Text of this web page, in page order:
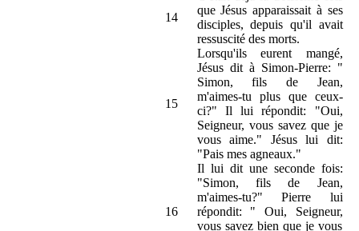
14
que Jésus apparaissait à ses
disciples, depuis qu'il avait
ressuscité des morts.
15
Lorsqu'ils eurent mangé,
Jésus dit à Simon-Pierre: "
Simon, fils de Jean,
m'aimes-tu plus que ceux-
ci?" Il lui répondit: "Oui,
Seigneur, vous savez que je
vous aime." Jésus lui dit:
"Pais mes agneaux."
16
Il lui dit une seconde fois:
"Simon, fils de Jean,
m'aimes-tu?" Pierre lui
répondit: " Oui, Seigneur,
vous savez bien que je vous